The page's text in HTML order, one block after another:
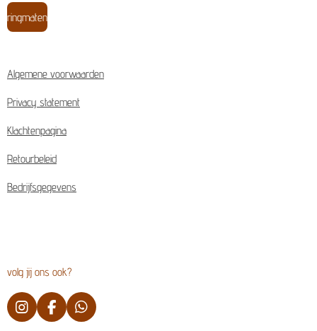
ringmaten
Algemene voorwaarden
Privacy statement
Klachtenpagina
Retourbeleid
Bedrijfsgegevens
volg jij ons ook?
I
n
F
a
W
h